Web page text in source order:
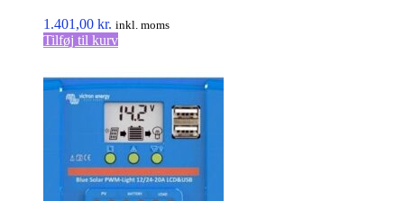
1.401,00 kr. inkl. moms
Tilføj til kurv